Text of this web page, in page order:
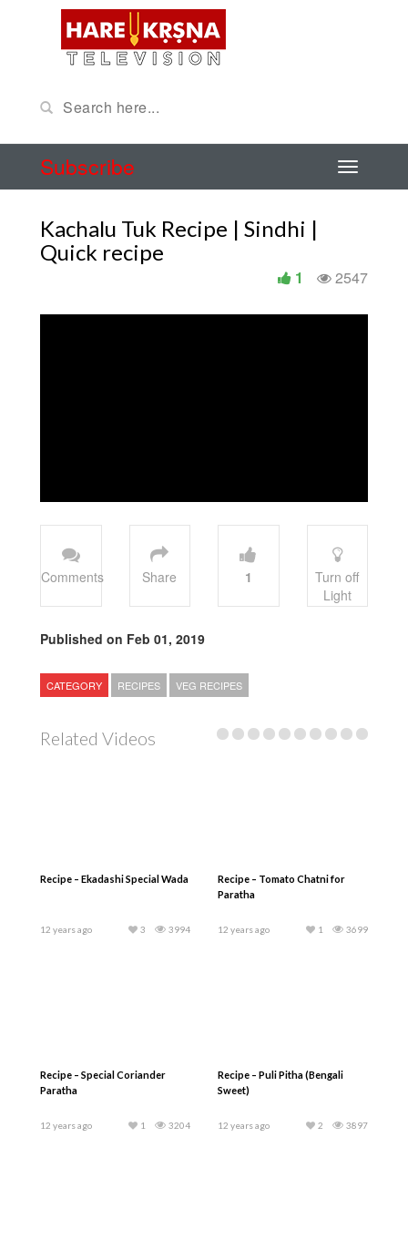
Subscribe
Kachalu Tuk Recipe | Sindhi |
Quick recipe
2547
1
Comments Share 1
Turn off
Light
Published on Feb 01, 2019
CATEGORY RECIPES VEG RECIPES
Related Videos
Recipe – Ekadashi Special Wada
12 years ago 3994
3
Recipe – Tomato Chatni for
Paratha
12 years ago 3699
1
Recipe – Special Coriander
Paratha
12 years ago 3204
1
Recipe – Puli Pitha (Bengali
Sweet)
12 years ago 3897
2